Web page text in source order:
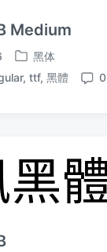
Medium
发
布
黑体
, ttf, 黑體
评
0